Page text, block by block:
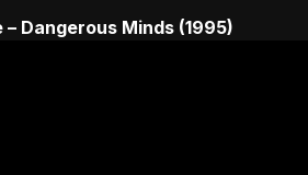
– Dangerous Minds (1995)